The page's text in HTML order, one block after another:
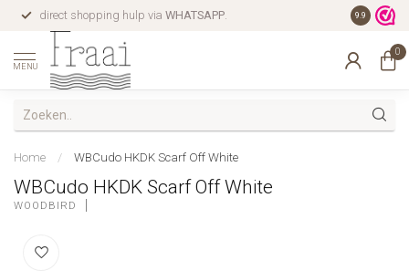
direct shopping hulp via WHATSAPP. gratis
9.9
MENU
0
Home / WBCudo HKDK Scarf Off White
WBCudo HKDK Scarf Off White
WOODBIRD